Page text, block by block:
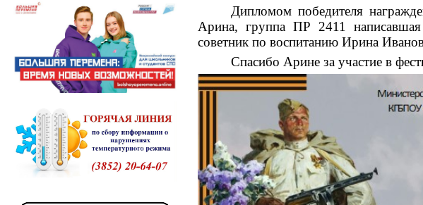
Дипломом победителя
Арина, группа ПР 2411
советник по воспитанию Ирина
Спасибо Арине за участие в